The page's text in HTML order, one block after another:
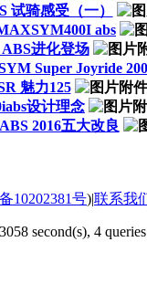
试骑感受（一）
abs
进化登场
Super Joyride
魅力125
设计理念
2016五大改良
10202381号)|联系我
second(s), 4 queries